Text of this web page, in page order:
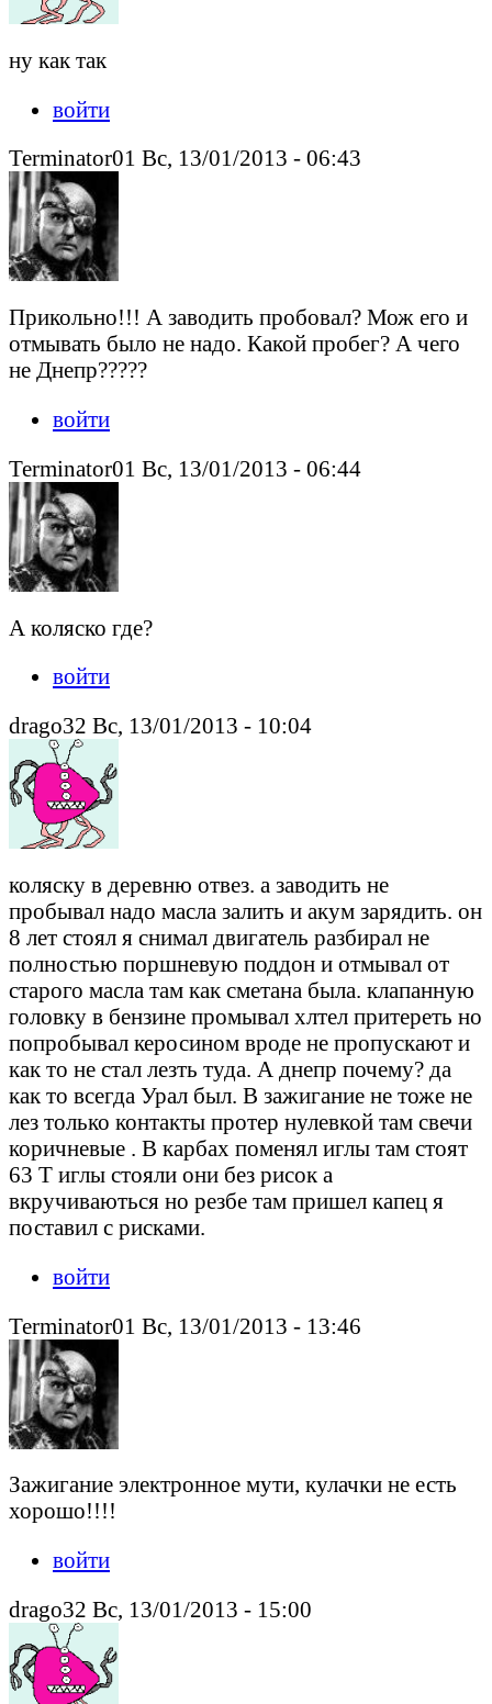
ну как так
войти
Terminator01 Вс, 13/01/2013 - 06:43
Прикольно!!! А заводить пробовал? Мож его и
отмывать было не надо. Какой пробег? А чего
не Днепр?????
войти
Terminator01 Вс, 13/01/2013 - 06:44
А коляско где?
войти
drago32 Вс, 13/01/2013 - 10:04
коляску в деревню отвез. а заводить не
пробывал надо масла залить и акум зарядить. он
8 лет стоял я снимал двигатель разбирал не
полностью поршневую поддон и отмывал от
старого масла там как сметана была. клапанную
головку в бензине промывал хлтел притереть но
попробывал керосином вроде не пропускают и
как то не стал лезть туда. А днепр почему? да
как то всегда Урал был. В зажигание не тоже не
лез только контакты протер нулевкой там свечи
коричневые . В карбах поменял иглы там стоят
63 Т иглы стояли они без рисок а
вкручиваються но резбе там пришел капец я
поставил с рисками.
войти
Terminator01 Вс, 13/01/2013 - 13:46
Зажигание электронное мути, кулачки не есть
хорошо!!!!
войти
drago32 Вс, 13/01/2013 - 15:00